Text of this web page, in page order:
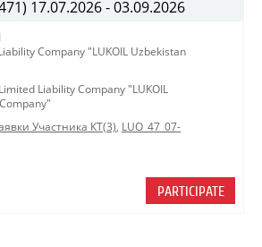
17.07.2026 - 03.09.2026
Company "LUKOIL Uzbekistan
Limited Liability Company "LUKOIL
Участника КТ(3), LUO_47_07-
PARTICIPATE